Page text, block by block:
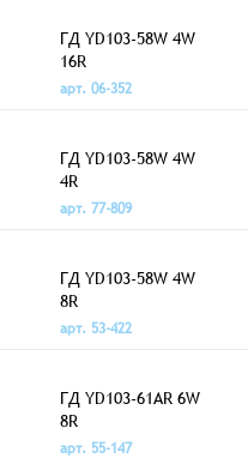
ГД YD103-58W 4W
16R
арт. 06-352
ГД YD103-58W 4W
4R
арт. 77-809
ГД YD103-58W 4W
8R
арт. 53-422
ГД YD103-61AR 6W
8R
арт. 55-147